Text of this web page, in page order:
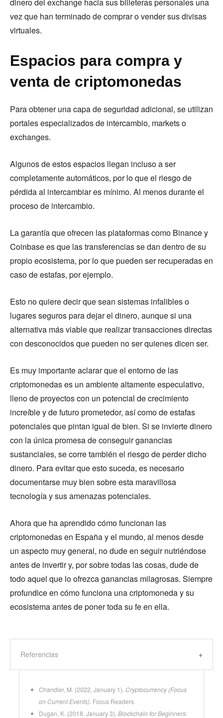
vez que han terminado de comprar o vender sus divisas
virtuales.
Espacios para compra y
venta de criptomonedas
Para obtener una capa de seguridad adicional, se utilizan
portales especializados de intercambio, markets o
exchanges.
Algunos de estos espacios llegan incluso a ser
completamente automáticos, por lo que el riesgo de
pérdida al intercambiar es mínimo. Al menos durante el
proceso de intercambio.
La garantía que ofrecen las plataformas como Binance y
Coinbase es que las transferencias se dan dentro de su
propio ecosistema, por lo que pueden ser recuperadas en
caso de estafas, por ejemplo.
Esto no quiere decir que sean sistemas infalibles o
lugares seguros para dejar el dinero, aunque si una
alternativa más viable que realizar transacciones directas
con desconocidos que pueden no ser quienes dicen ser.
Es muy importante aclarar que el entorno de las
criptomonedas es un ambiente altamente especulativo,
lleno de proyectos con un potencial de crecimiento
increíble y de futuro prometedor, así como de estafas
potenciales que pintan igual de bien. Si se invierte dinero
con la única promesa de conseguir ganancias
sustanciales, se corre también el riesgo de perder dicho
dinero. Para evitar que esto suceda, es necesario
documentarse muy bien sobre esta maravillosa
tecnología y sus amenazas potenciales.
Ahora que ha aprendido cómo funcionan las
criptomonedas en España y el mundo, al menos desde
un aspecto muy general, no dude en seguir nutriéndose
antes de invertir y, por sobre todas las cosas, dude de
todo aquel que lo ofrezca ganancias milagrosas. Siempre
profundice en cómo funciona una criptomoneda y su
ecosistema antes de poner toda su fe en ella.
Referencias
Chandler, M. (2022, January 1). Cryptocurrency (Focus
on Current Events) . Focus Readers.
Dugan, K. (2018, January 3). Blockchain for Beginners: